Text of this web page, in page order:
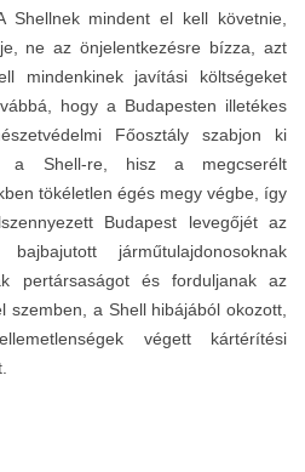
Shellnek mindent el kell követnie,
ne az önjelentkezésre bízza, azt
mindenkinek javítási költségeket
hogy a Budapesten illetékes
Főosztály szabjon ki
a Shell-re, hisz a megcserélt
tökéletlen égés megy végbe, így
Budapest levegőjét az
járműtulajdonosoknak
pertársaságot és forduljanak az
szemben, a Shell hibájából okozott,
végett kártérítési